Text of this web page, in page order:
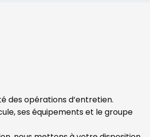
des opérations d’entretien.
ses équipements et le groupe